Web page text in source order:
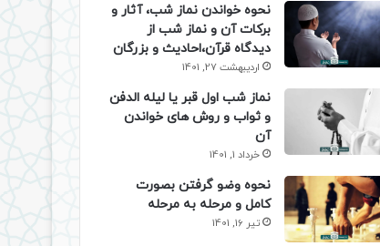
نحوه خواندن نماز شب، آثار و
برکات آن و نماز شب از
دیدگاه قرآن،احادیث و بزرگان
اردیبهشت 27, 1401
نماز شب اول قبر یا لیله الدفن
و ثواب و روش های خواندن
آن
خرداد 1, 1401
نحوه وضو گرفتن بصورت
کامل و مرحله به مرحله
تیر 16, 1401